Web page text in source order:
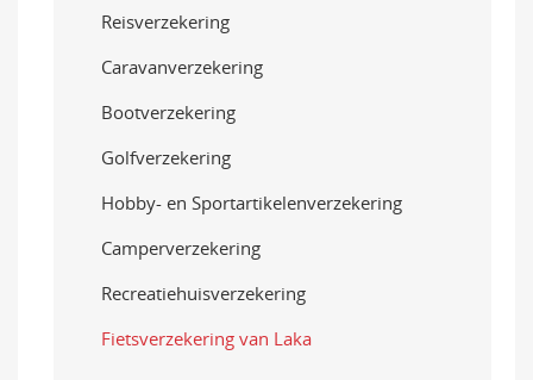
Reisverzekering
Caravanverzekering
Bootverzekering
Golfverzekering
Hobby- en Sportartikelenverzekering
Camperverzekering
Recreatiehuisverzekering
Fietsverzekering van Laka